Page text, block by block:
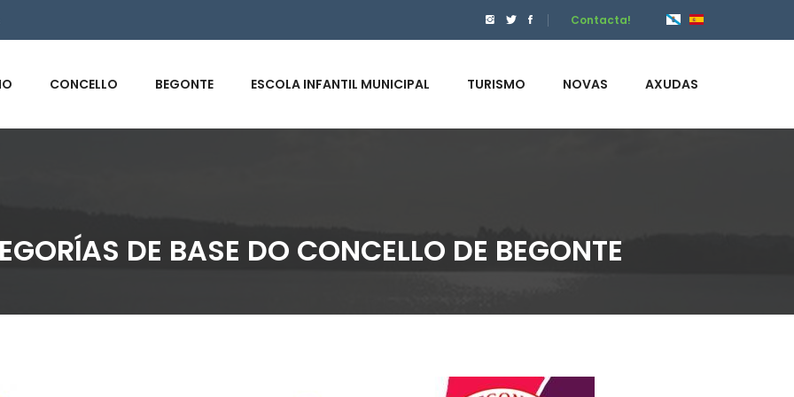
Contacta!
CONCELLO BEGONTE ESCOLA INFANTIL MUNICIPAL TURISMO NOVAS AXUDAS
DE BASE DO CONCELLO DE BEGONTE